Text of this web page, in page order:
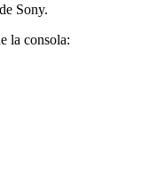
Sony.
la consola: